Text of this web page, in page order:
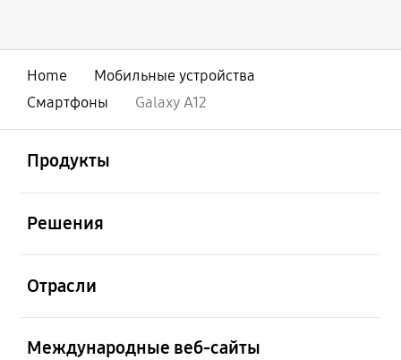
Home
Мобильные устройства
Смартфоны
Galaxy A12
Продукты
Решения
Отрасли
Международные веб-сайты